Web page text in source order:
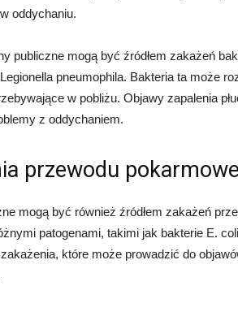
oddychaniu.
publiczne mogą być źródłem zakażeń
pneumophila. Bakteria ta może
w pobliżu. Objawy zapalenia
z oddychaniem.
przewodu
mogą być również źródłem zakażeń
patogenami, takimi jak bakterie E.
które może prowadzić do